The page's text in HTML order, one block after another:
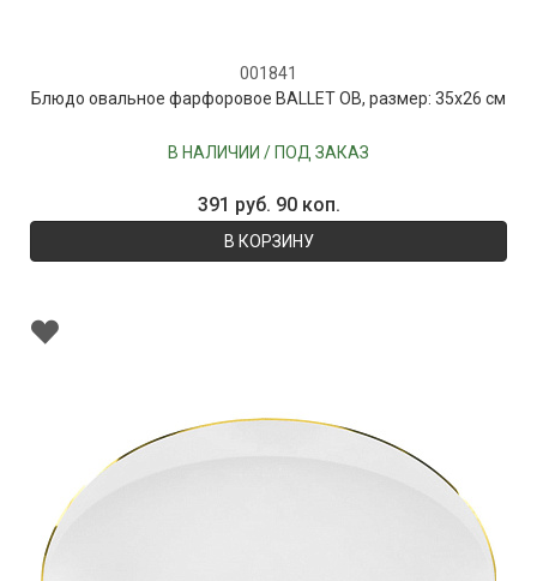
001841
Блюдо овальное фарфоровое BALLET OB, размер: 35х26 см
В НАЛИЧИИ / ПОД ЗАКАЗ
391 руб. 90 коп.
В КОРЗИНУ